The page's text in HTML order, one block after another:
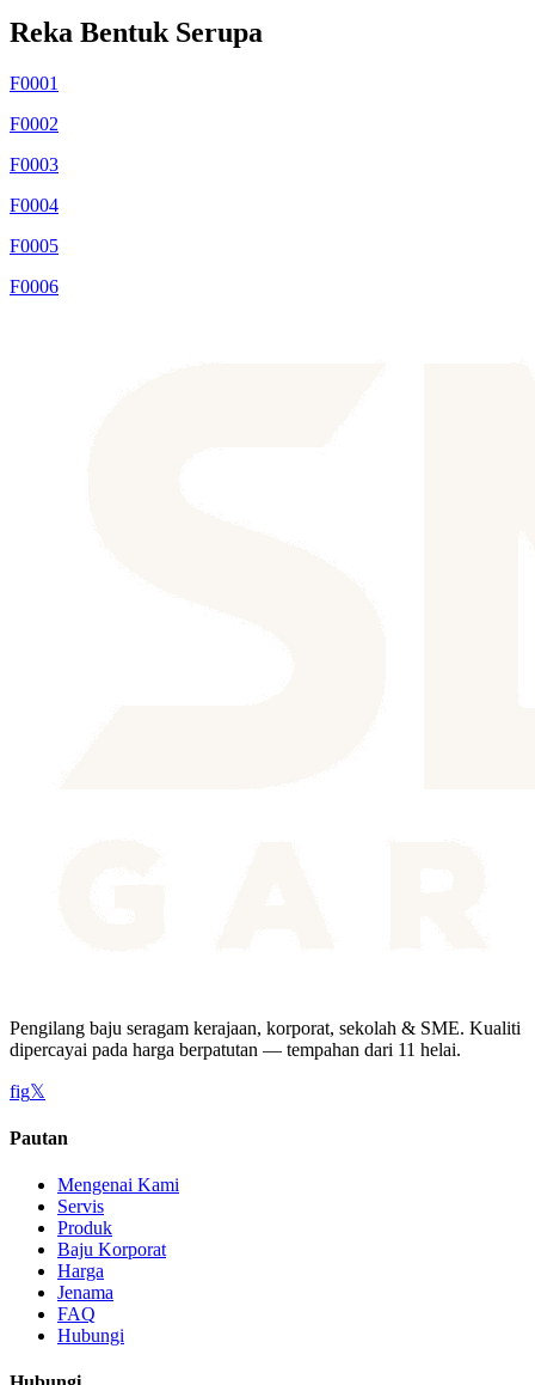
Reka Bentuk Serupa
F0001
F0002
F0003
F0004
F0005
F0006
Pengilang baju seragam kerajaan, korporat, sekolah & SME. Kualiti
dipercayai pada harga berpatutan — tempahan dari 11 helai.
fig𝕏
Pautan
Mengenai Kami
Servis
Produk
Baju Korporat
Harga
Jenama
FAQ
Hubungi